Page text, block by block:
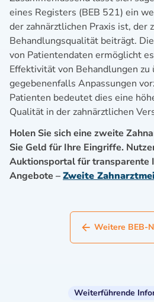
eines Registers (BEB 521) ein
der zahnärztlichen Praxis ist, der
Behandlungsqualität beiträgt.
von Patientendaten ermöglicht
Effektivität von Behandlungen zu
gegebenenfalls Anpassungen
Patienten bedeutet dies eine
Qualität in der zahnärztlichen
Holen Sie sich eine zweite
Sie Geld für Ihre Eingriffe.
Auktionsportal für transparente
Angebote –Zweite
Weitere BEB-
Weiterführende